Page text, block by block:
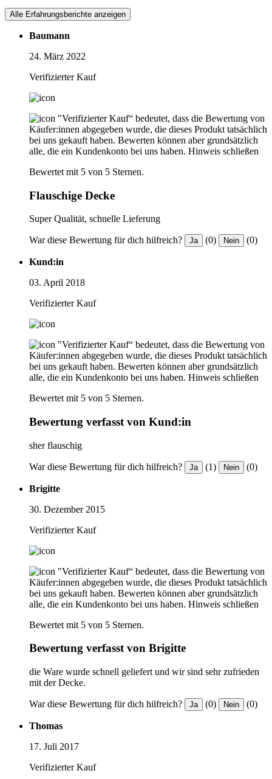
Alle Erfahrungsberichte anzeigen
Baumann
24. März 2022
Verifizierter Kauf
"Verifizierter Kauf“ bedeutet, dass die Bewertung von
Käufer:innen abgegeben wurde, die dieses Produkt tatsächlich
bei uns gekauft haben. Bewerten können aber grundsätzlich
alle, die ein Kundenkonto bei uns haben. Hinweis schließen
Bewertet mit 5 von 5 Sternen.
Flauschige Decke
Super Qualität, schnelle Lieferung
War diese Bewertung für dich hilfreich? Ja (0) Nein (0)
Kund:in
03. April 2018
Verifizierter Kauf
"Verifizierter Kauf“ bedeutet, dass die Bewertung von
Käufer:innen abgegeben wurde, die dieses Produkt tatsächlich
bei uns gekauft haben. Bewerten können aber grundsätzlich
alle, die ein Kundenkonto bei uns haben. Hinweis schließen
Bewertet mit 5 von 5 Sternen.
Bewertung verfasst von Kund:in
sher flauschig
War diese Bewertung für dich hilfreich? Ja (1) Nein (0)
Brigitte
30. Dezember 2015
Verifizierter Kauf
"Verifizierter Kauf“ bedeutet, dass die Bewertung von
Käufer:innen abgegeben wurde, die dieses Produkt tatsächlich
bei uns gekauft haben. Bewerten können aber grundsätzlich
alle, die ein Kundenkonto bei uns haben. Hinweis schließen
Bewertet mit 5 von 5 Sternen.
Bewertung verfasst von Brigitte
die Ware wurde schnell geliefert und wir sind sehr zufrieden
mit der Decke.
War diese Bewertung für dich hilfreich? Ja (0) Nein (0)
Thomas
17. Juli 2017
Verifizierter Kauf